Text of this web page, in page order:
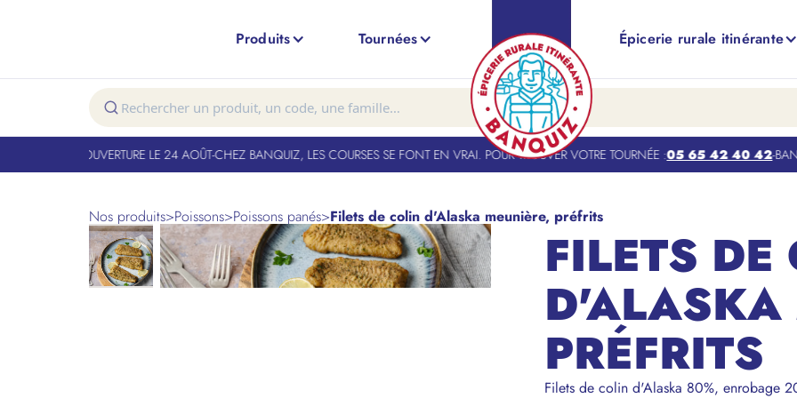
Produits Tournées Épicerie rurale itinérante
FERMÉ. RÉOUVERTURE LE 24 AOÛT-CHEZ BANQUIZ, LES COURSES SE FONT EN VRAI. POUR TROUVER VOTRE TOURNÉE :05 65 42 40 42-
Nos produits>Poissons>Poissons panés>Filets de colin d'Alaska meunière, préfrits
FILETS DE
D'ALASKA
PRÉFRITS
Filets de colin d'Alaska 80%, enrobage